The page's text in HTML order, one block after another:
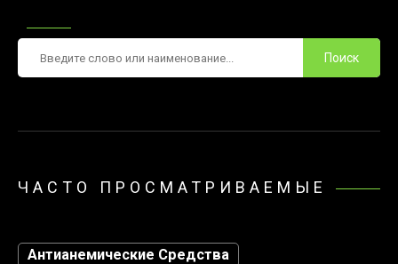
ЧАСТО ПРОСМАТРИВАЕМЫЕ
Антианемические Средства